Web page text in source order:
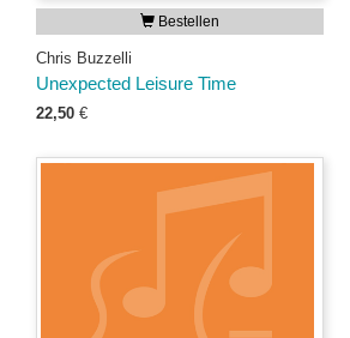
Bestellen
Chris Buzzelli
Unexpected Leisure Time
22,50 €